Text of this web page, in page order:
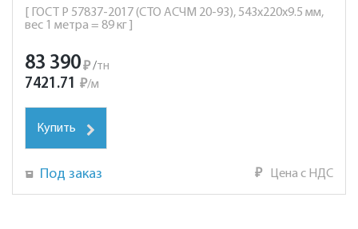
[ ГОСТ Р 57837-2017 (СТО АСЧМ 20-93), 543х220х9.5 мм,
вес 1 метра = 89 кг ]
83 390₽ /тн
7421.71 ₽/м
Купить
Под заказ ₽ Цена с НДС